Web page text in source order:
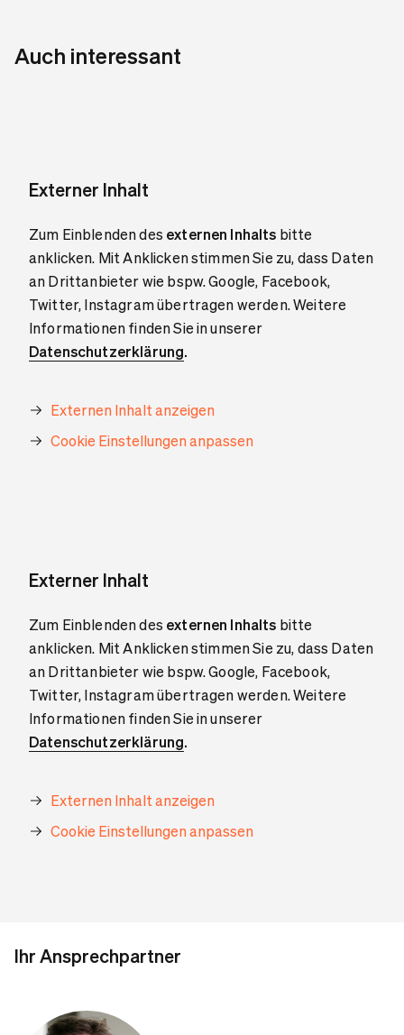
Auch interessant
Externer Inhalt
Zum Einblenden des externen Inhalts bitte
anklicken. Mit Anklicken stimmen Sie zu, dass Daten
an Drittanbieter wie bspw. Google, Facebook,
Twitter, Instagram übertragen werden. Weitere
Informationen finden Sie in unserer
Datenschutzerklärung.
Externen Inhalt anzeigen
Cookie Einstellungen anpassen
Externer Inhalt
Zum Einblenden des externen Inhalts bitte
anklicken. Mit Anklicken stimmen Sie zu, dass Daten
an Drittanbieter wie bspw. Google, Facebook,
Twitter, Instagram übertragen werden. Weitere
Informationen finden Sie in unserer
Datenschutzerklärung.
Externen Inhalt anzeigen
Cookie Einstellungen anpassen
Ihr Ansprechpartner